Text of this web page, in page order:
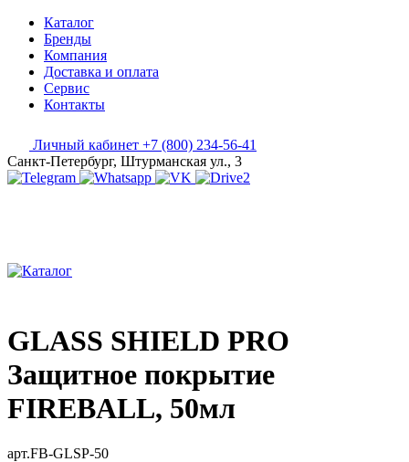
Каталог
Бренды
Компания
Доставка и оплата
Сервис
Контакты
Личный кабинет +7 (800) 234-56-41
Санкт-Петербург, Штурманская ул., 3
GLASS SHIELD PRO
Защитное покрытие
FIREBALL, 50мл
арт.FB-GLSP-50